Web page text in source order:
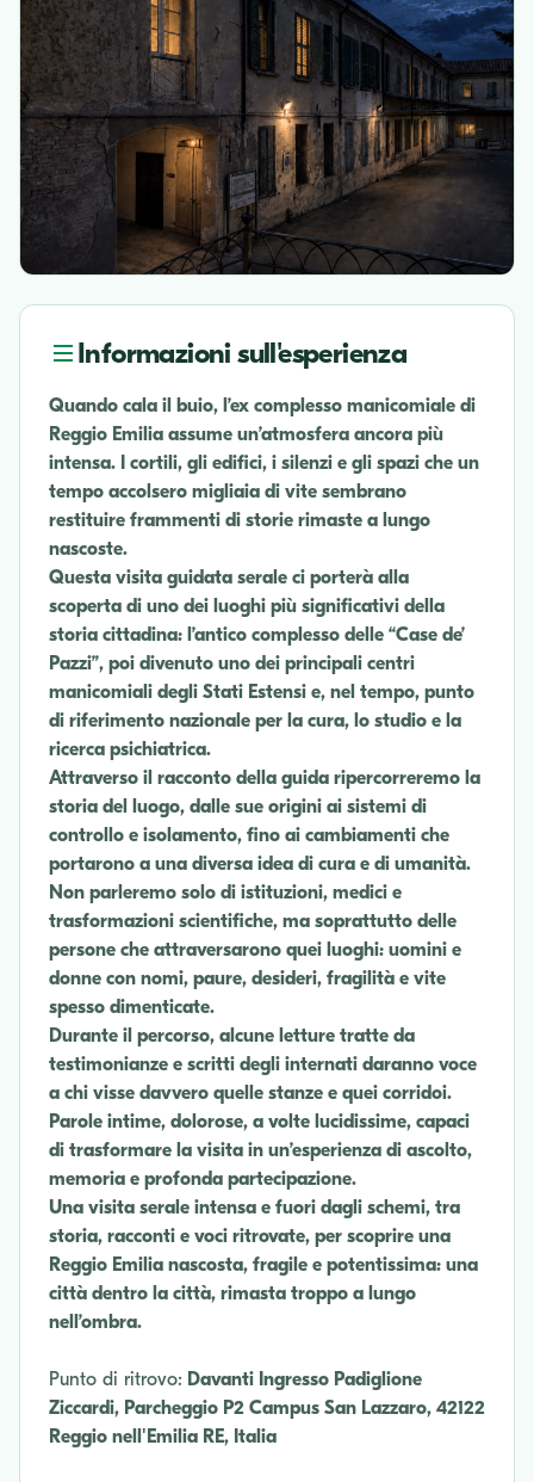
Informazioni sull'esperienza
Quando cala il buio, l’ex complesso manicomiale di
Reggio Emilia assume un’atmosfera ancora più
intensa. I cortili, gli edifici, i silenzi e gli spazi che un
tempo accolsero migliaia di vite sembrano
restituire frammenti di storie rimaste a lungo
nascoste.
Questa visita guidata serale ci porterà alla
scoperta di uno dei luoghi più significativi della
storia cittadina: l’antico complesso delle “Case de’
Pazzi”, poi divenuto uno dei principali centri
manicomiali degli Stati Estensi e, nel tempo, punto
di riferimento nazionale per la cura, lo studio e la
ricerca psichiatrica.
Attraverso il racconto della guida ripercorreremo la
storia del luogo, dalle sue origini ai sistemi di
controllo e isolamento, fino ai cambiamenti che
portarono a una diversa idea di cura e di umanità.
Non parleremo solo di istituzioni, medici e
trasformazioni scientifiche, ma soprattutto delle
persone che attraversarono quei luoghi: uomini e
donne con nomi, paure, desideri, fragilità e vite
spesso dimenticate.
Durante il percorso, alcune letture tratte da
testimonianze e scritti degli internati daranno voce
a chi visse davvero quelle stanze e quei corridoi.
Parole intime, dolorose, a volte lucidissime, capaci
di trasformare la visita in un’esperienza di ascolto,
memoria e profonda partecipazione.
Una visita serale intensa e fuori dagli schemi, tra
storia, racconti e voci ritrovate, per scoprire una
Reggio Emilia nascosta, fragile e potentissima: una
città dentro la città, rimasta troppo a lungo
nell’ombra.
Punto di ritrovo: Davanti Ingresso Padiglione
Ziccardi, Parcheggio P2 Campus San Lazzaro, 42122
Reggio nell'Emilia RE, Italia